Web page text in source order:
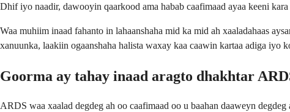
Dhif iyo naadir, dawooyin qaarkood ama habab caafimaad ayaa keeni
Waa muhiim inaad fahanto in lahaanshaha mid ka mid ah xaaladahaas
xanuunka, laakiin ogaanshaha halista waxay kaa caawin kartaa adiga iyo
Goorma ay tahay inaad aragto dhakhtar
ARDS waa xaalad degdeg ah oo caafimaad oo u baahan daaweyn